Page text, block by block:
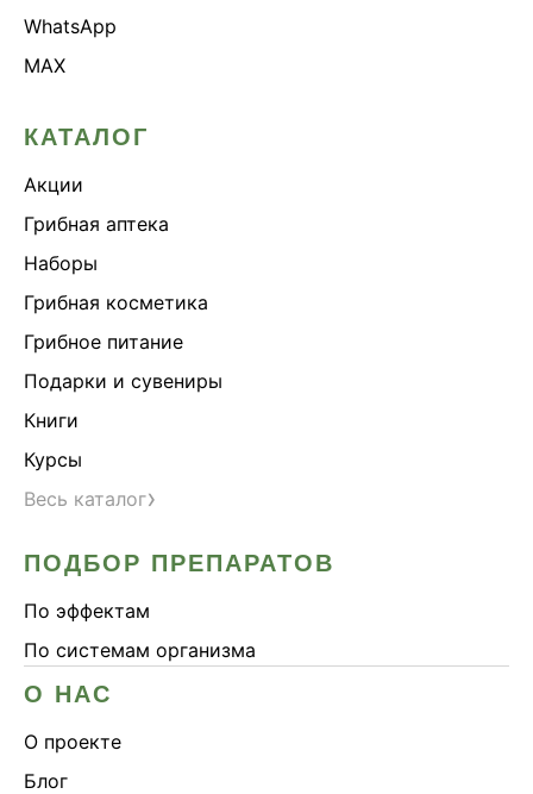
WhatsApp
MAX
КАТАЛОГ
Акции
Грибная аптека
Наборы
Грибная косметика
Грибное питание
Подарки и сувениры
Книги
Курсы
Весь каталог›
ПОДБОР ПРЕПАРАТОВ
По эффектам
По системам организма
О НАС
О проекте
Блог